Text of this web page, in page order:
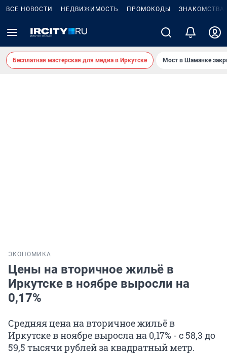
ВСЕ НОВОСТИ НЕДВИЖИМОСТЬ ПРОМОКОДЫ ЗНАКОМСТВА
Бесплатная мастерская для медиа в Иркутске Мост в Шаманке
ЭКОНОМИКА
Цены на вторичное жильё в
Иркутске в ноябре выросли на
0,17%
Средняя цена на вторичное жильё в
Иркутске в ноябре выросла на 0,17% - с 58,3 до
59,5 тысячи рублей за квадратный метр.